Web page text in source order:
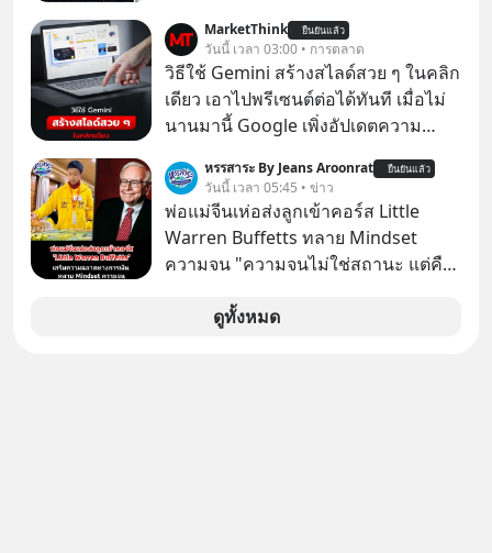
MarketThink ยืนยันแล้ว
วันนี้ เวลา 03:00 • การตลาด
วิธีใช้ Gemini สร้างสไลด์สวย ๆ ในคลิก
เดียว เอาไปพรีเซนต์ต่อได้ทันที เมื่อไม่
นานมานี้ Google เพิ่งอัปเดตความ
สามารถใช้ Gemini ช่วยสร้างสไลด์นำ
เสนอแบบสวย ๆ ได้ในคลิกเดียว ไม่ต้อง
เสียเวลาทำเองอีกต่อไป
หรรสาระ By Jeans Aroonrat ยืนยันแล้ว
วันนี้ เวลา 05:45 • ข่าว
พ่อแม่จีนเห่อส่งลูกเข้าคอร์ส Little
Warren Buffetts ทลาย Mindset
ความจน "ความจนไม่ใช่สถานะ แต่คือ
ดูทั้งหมด